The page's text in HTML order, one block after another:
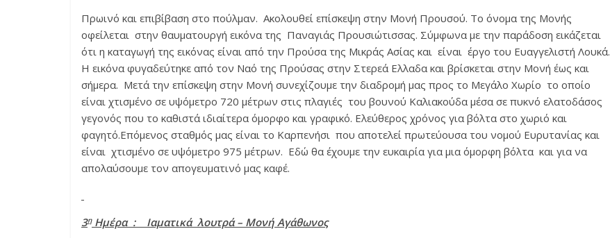
Πρωινό και επιβίβαση στο πούλμαν. Ακολουθεί επίσκεψη στην Μονή Προυσού. Το όνομα της Μονής
οφείλεται στην θαυματουργή εικόνα της Παναγιάς Προυσιώτισσας. Σύμφωνα με την παράδοση εικάζεται
ότι η καταγωγή της εικόνας είναι από την Προύσα της Μικράς Ασίας και είναι έργο του Ευαγγελιστή Λουκά.
Η εικόνα φυγαδεύτηκε από τον Ναό της Προύσας στην Στερεά Ελλαδα και βρίσκεται στην Μονή έως και
σήμερα. Μετά την επίσκεψη στην Μονή συνεχίζουμε την διαδρομή μας προς το Μεγάλο Χωρίο το οποίο
είναι χτισμένο σε υψόμετρο 720 μέτρων στις πλαγιές του βουνού Καλιακούδα μέσα σε πυκνό ελατοδάσος
γεγονός που το καθιστά ιδιαίτερα όμορφο και γραφικό. Ελεύθερος χρόνος για βόλτα στο χωριό και
φαγητό.Επόμενος σταθμός μας είναι το Καρπενήσι που αποτελεί πρωτεύουσα του νομού Ευρυτανίας και
είναι χτισμένο σε υψόμετρο 975 μέτρων. Εδώ θα έχουμε την ευκαιρία για μια όμορφη βόλτα και για να
απολαύσουμε τον απογευματινό μας καφέ.
3ηΗμέρα : Ιαματικά λουτρά – Μονή Αγάθωνος